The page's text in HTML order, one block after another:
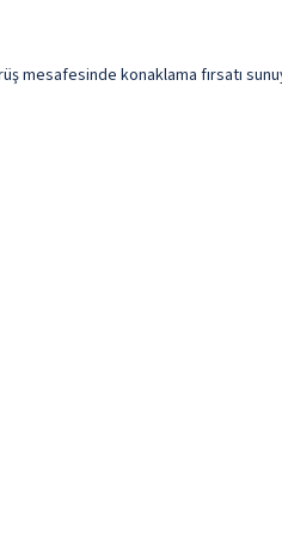
konaklama fırsatı